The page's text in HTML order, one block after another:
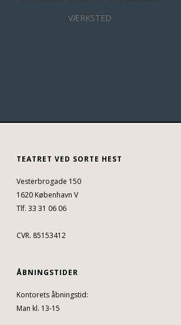
VÆRKSTED
TEATRET VED SORTE HEST
Vesterbrogade 150
1620 København V
Tlf. 33 31 06 06
CVR. 85153412
ÅBNINGSTIDER
Kontorets åbningstid:
Man kl. 13-15